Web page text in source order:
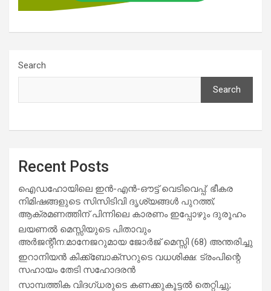
Search
Search
Recent Posts
ഐഡഹോയിലെ ഇൻ-എൻ-ഔട്ട് വെടിവെപ്പ്: ഭീകര
നിമിഷങ്ങളുടെ സിസിടിവി ദൃശ്യങ്ങൾ പുറത്ത്;
ആക്രമണത്തിന് പിന്നിലെ കാരണം ഇപ്പോഴും ദുരൂഹം
ലയണൽ മെസ്സിയുടെ പിതാവും
അർജന്റീന:മാനേജറുമായ ജോർജ് മെസ്സി (68) അന്തരിച്ചു
ഇറാനിയൻ കിക്ക്ബോക്സറുടെ വധശിക്ഷ: ട്രംപിന്റെ
സഹായം തേടി സഹോദരൻ
സാമ്പത്തിക വിദഗ്ധരുടെ കണക്കുകൂട്ടൽ തെറ്റിച്ചു;